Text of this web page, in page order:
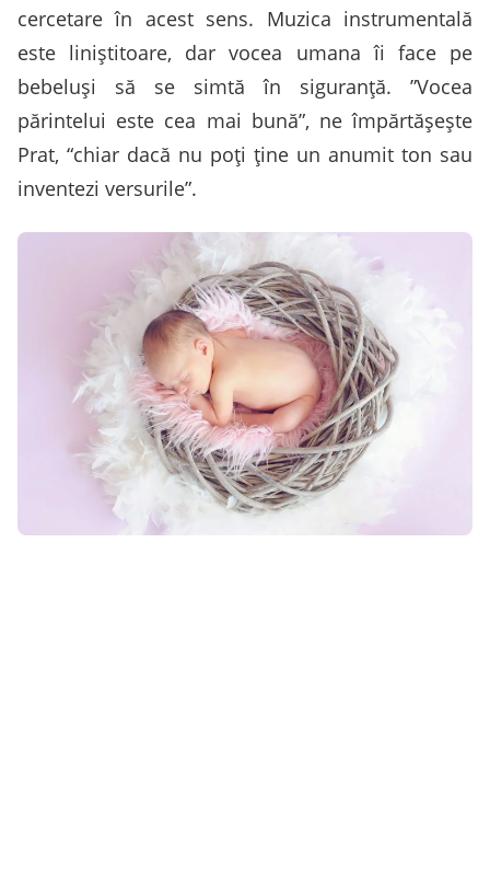
cercetare în acest sens. Muzica instrumentală
este liniștitoare, dar vocea umana îi face pe
bebeluși să se simtă în siguranță. ”Vocea
părintelui este cea mai bună”, ne împărtășește
Prat, “chiar dacă nu poți ține un anumit ton sau
inventezi versurile”.